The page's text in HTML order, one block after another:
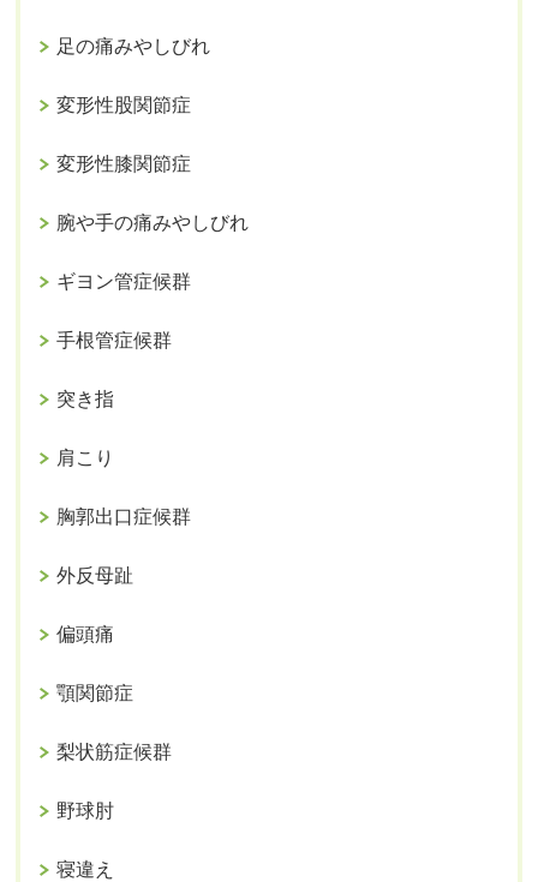
足の痛みやしびれ
変形性股関節症
変形性膝関節症
腕や手の痛みやしびれ
ギヨン管症候群
手根管症候群
突き指
肩こり
胸郭出口症候群
外反母趾
偏頭痛
顎関節症
梨状筋症候群
野球肘
寝違え